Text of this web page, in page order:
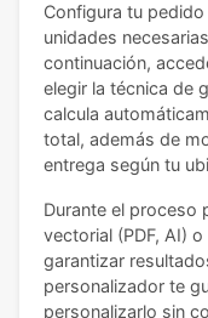
Configura tu
unidades
continuación,
elegir la técnica de
calcula
total, además de
entrega según tu
Durante el proceso
vectorial (PDF, AI)
garantizar
personalizador te
personalizarlo sin